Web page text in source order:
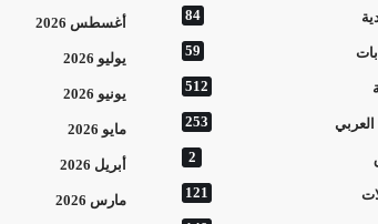
84
59
512
العربي 253
2
121
أغسطس 2026
يوليو 2026
يونيو 2026
مايو 2026
أبريل 2026
مارس 2026